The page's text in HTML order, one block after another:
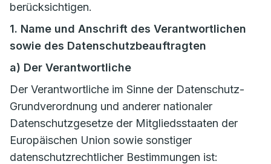
berücksichtigen.
1. Name und Anschrift des Verantwortlichen
sowie des Datenschutzbeauftragten
a) Der Verantwortliche
Der Verantwortliche im Sinne der Datenschutz-
Grundverordnung und anderer nationaler
Datenschutzgesetze der Mitgliedsstaaten der
Europäischen Union sowie sonstiger
datenschutzrechtlicher Bestimmungen ist: